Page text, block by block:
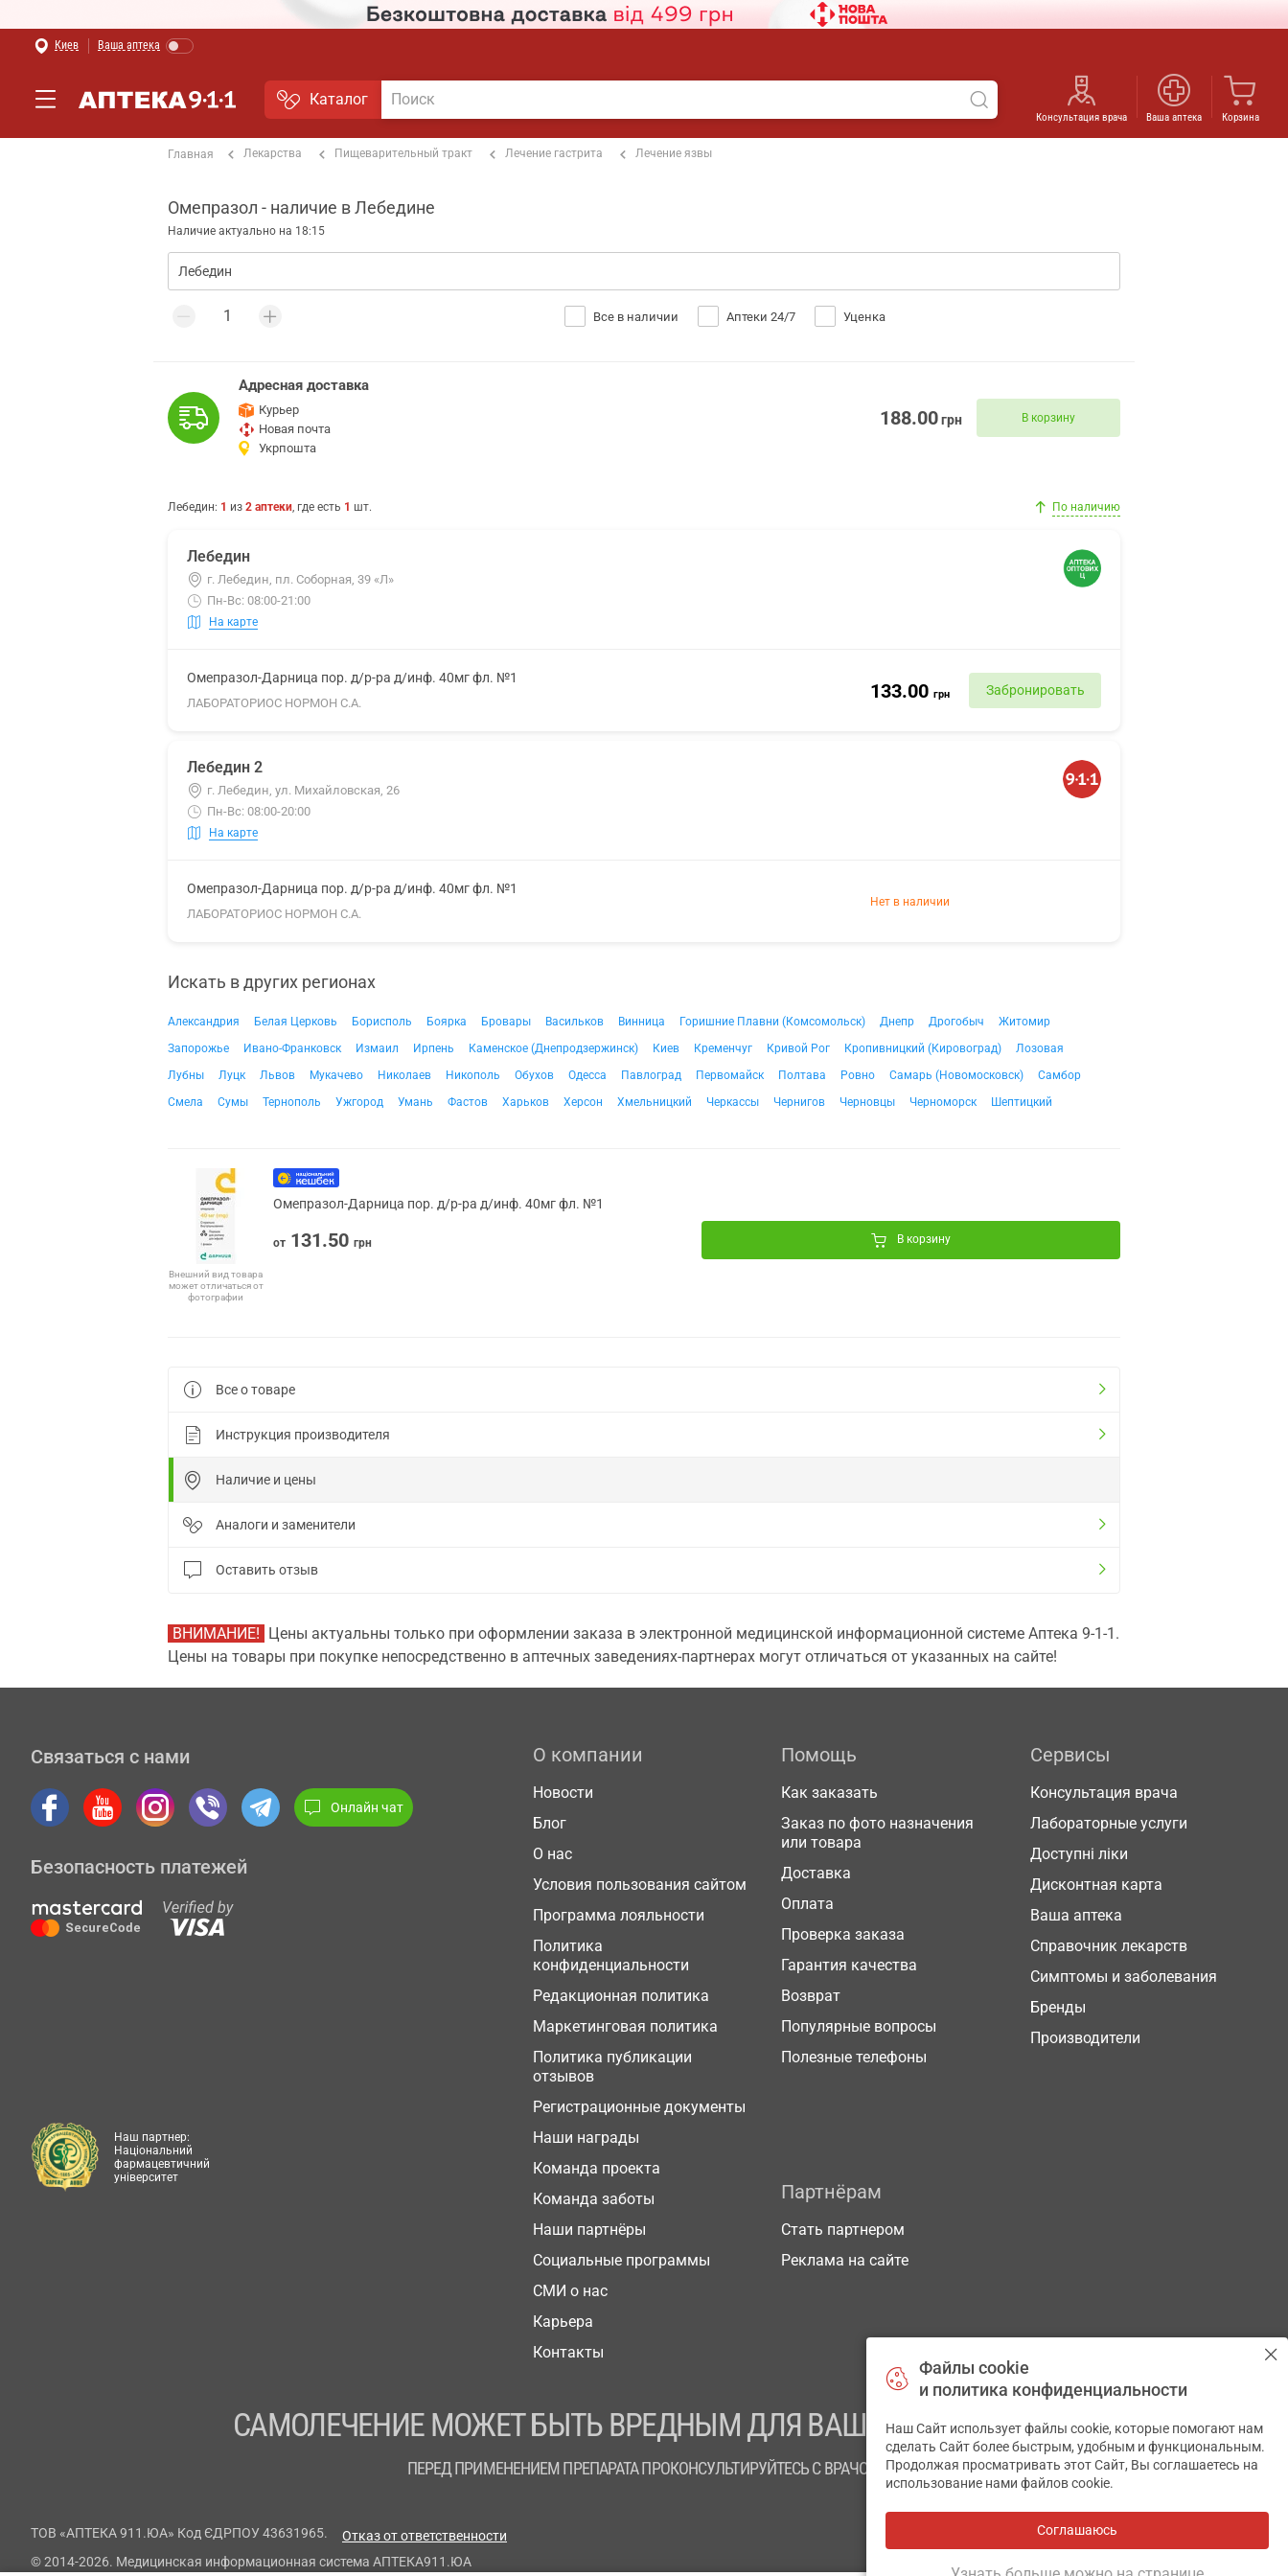
Киев Ваша аптека
Каталог
Консультация врача Ваша аптека Корзина
Главная Лекарства Пищеварительный тракт Лечение гастрита Лечение язвы
Омепразол - наличие в Лебедине
Наличие актуально на 18:15
Все в наличии Аптеки 24/7 Уценка
Адресная доставка
Курьер
Новая почта
Укрпошта
188.00грн В корзину
Лебедин: 1 из 2 аптеки, где есть 1 шт. По наличию
Лебедин
г. Лебедин, пл. Соборная, 39 «Л»
Пн-Вс: 08:00-21:00
На карте
Омепразол-Дарница пор. д/р-ра д/инф. 40мг фл. №1
ЛАБОРАТОРИОС НОРМОН С.А.
133.00 грн Забронировать
Лебедин 2
г. Лебедин, ул. Михайловская, 26
Пн-Вс: 08:00-20:00
На карте
Омепразол-Дарница пор. д/р-ра д/инф. 40мг фл. №1
ЛАБОРАТОРИОС НОРМОН С.А.
Нет в наличии
Искать в других регионах
Александрия Белая Церковь Борисполь Боярка Бровары Васильков Винница Горишние Плавни (Комсомольск) Днепр Дрогобыч
Житомир
Запорожье
Ивано-Франковск Измаил Ирпень Каменское (Днепродзержинск) Киев Кременчуг Кривой Рог Кропивницкий (Кировоград)
Лозовая
Лубны
Луцк Львов Мукачево Николаев Никополь Обухов Одесса Павлоград Первомайск Полтава Ровно Самарь (Новомосковск)
Самбор
Смела
Сумы Тернополь Ужгород Умань Фастов Харьков Херсон Хмельницкий Черкассы Чернигов Черновцы Черноморск Шептицкий
Внешний вид товара
может отличаться от
фотографии
Омепразол-Дарница пор. д/р-ра д/инф. 40мг фл. №1
от 131.50 грн В корзину
Все о товаре
Инструкция производителя
Наличие и цены
Аналоги и заменители
Оставить отзыв
ВНИМАНИЕ! Цены актуальны только при оформлении заказа в электронной медицинской информационной системе Аптека 9-1-1.
Цены на товары при покупке непосредственно в аптечных заведениях-партнерах могут отличаться от указанных на сайте!
Связаться с нами
Онлайн чат
Безопасность платежей
О компании
Новости
Блог
О нас
Условия пользования сайтом
Программа лояльности
Политика
конфиденциальности
Редакционная политика
Маркетинговая политика
Политика публикации
отзывов
Регистрационные документы
Наши награды
Команда проекта
Команда заботы
Наши партнёры
Социальные программы
СМИ о нас
Карьера
Контакты
Помощь
Как заказать
Заказ по фото назначения
или товара
Доставка
Оплата
Проверка заказа
Гарантия качества
Возврат
Популярные вопросы
Полезные телефоны
Сервисы
Консультация врача
Лабораторные услуги
Доступні ліки
Дисконтная карта
Ваша аптека
Справочник лекарств
Симптомы и заболевания
Бренды
Производители
Партнёрам
Стать партнером
Реклама на сайте
Наш партнер:
Національний
фармацевтичний
університет
САМОЛЕЧЕНИЕ МОЖЕТ БЫТЬ ВРЕДНЫМ ДЛЯ ВАШЕГО ЗДОРОВЬЯ
ПЕРЕД ПРИМЕНЕНИЕМ ПРЕПАРАТА ПРОКОНСУЛЬТИРУЙТЕСЬ С ВРАЧОМ
ТОВ «АПТЕКА 911.ЮА» Код ЄДРПОУ 43631965.
Отказ от ответственности
© 2014-2026. Медицинская информационная система АПТЕКА911.ЮА
Файлы cookie
и политика конфиденциальности
Наш Сайт использует файлы cookie, которые помогают нам
сделать Сайт более быстрым, удобным и функциональным.
Продолжая просматривать этот Сайт, Вы соглашаетесь на
использование нами файлов cookie.
Соглашаюсь
✕